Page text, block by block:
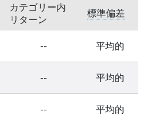
カテゴリー内
リターン
標準偏差
-- 平均的
-- 平均的
-- 平均的